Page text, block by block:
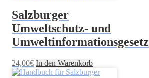
Salzburger
Umweltschutz- und
Umweltinformationsgesetz
24,00€ In den Warenkorb